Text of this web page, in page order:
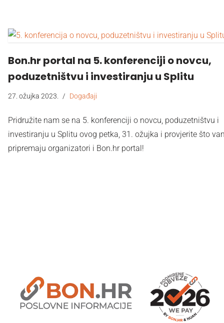
Bon.hr portal na 5. konferenciji o novcu,
poduzetništvu i investiranju u Splitu
27. ožujka 2023. Događaji
Pridružite nam se na 5. konferenciji o novcu, poduzetništvu i
investiranju u Splitu ovog petka, 31. ožujka i provjerite što
pripremaju organizatori i Bon.hr portal!